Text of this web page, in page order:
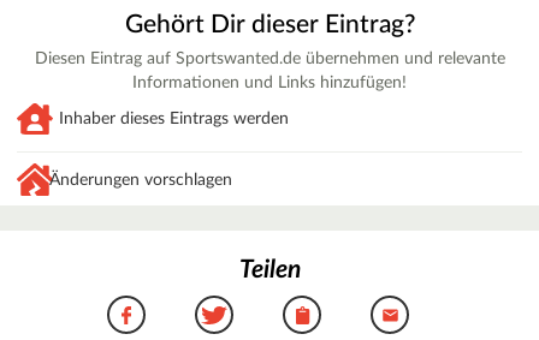
Gehört Dir dieser Eintrag?
Diesen Eintrag auf Sportswanted.de übernehmen und relevante
Informationen und Links hinzufügen!
Inhaber dieses Eintrags werden
Änderungen vorschlagen
Teilen